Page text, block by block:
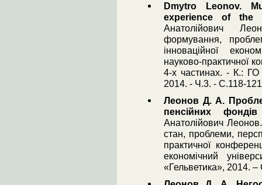
Dmytro Leonov.
experience of the
Анатолійович
формування,
інноваційної
науково-практичної
4-х частинах. - К.: ГО
2014. - Ч.3. - С.118-
Леонов Д. А.
пенсійних
Анатолійович
стан, проблеми,
практичної
економічний
«Гельветика», 2014.